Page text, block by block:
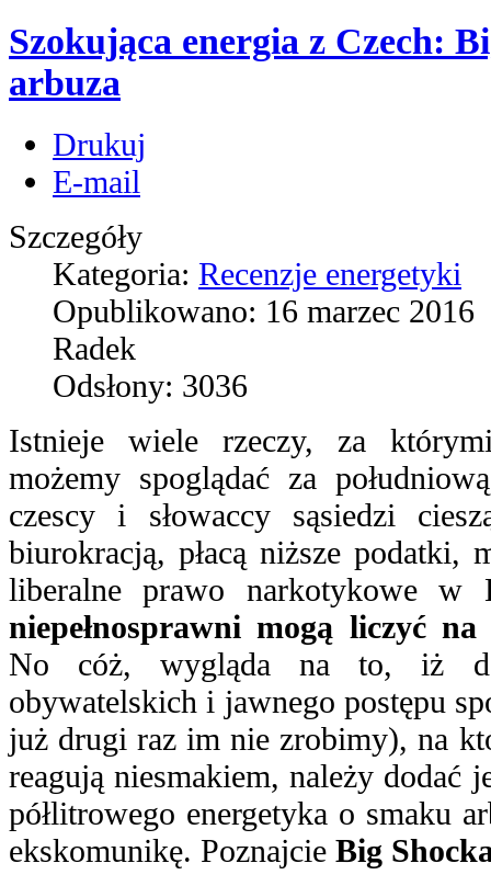
Szokująca energia z Czech:
arbuza
Drukuj
E-mail
Szczegóły
Kategoria: Recenzje energetyki
Opublikowano: 16 marzec 2016
Radek
Odsłony: 3036
Istnieje wiele rzeczy, za
możemy spoglądać za
czescy i słowaccy sąsiedzi
biurokracją, płacą niższe podatki,
liberalne prawo narkotykowe w
niepełnosprawni mogą liczyć
No cóż, wygląda na to, iż
obywatelskich i jawnego postępu
już drugi raz im nie zrobimy), na
reagują niesmakiem, należy dodać
półlitrowego energetyka o smaku
ekskomunikę. Poznajcie Big